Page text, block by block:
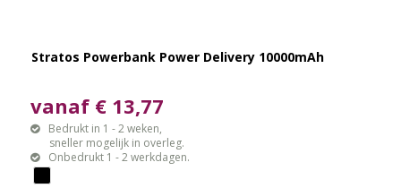
Stratos Powerbank Power Delivery 10000mAh
vanaf € 13,77
Bedrukt in 1 - 2 weken,
sneller mogelijk in overleg.
Onbedrukt 1 - 2 werkdagen.